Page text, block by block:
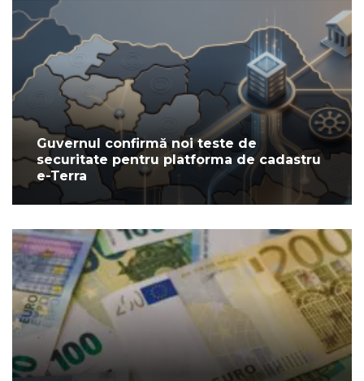
Guvernul confirmă noi teste de
securitate pentru platforma de cadastru
e-Terra